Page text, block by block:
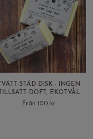
TVÄTT-STÄD-DISK - INGEN
TILLSATT DOFT, EKOTVÅL
Från 100 kr